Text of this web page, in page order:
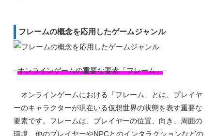
フレームの概念を応用したゲームジャンル
–オンラインゲームの重要な要素「フレーム」–
オンラインゲームにおける「フレーム」とは、プレイヤ
ーのキャラクターが現在いる仮想世界の状態を表す重要な
要素です。フレームは、プレイヤーの位置、向き、周囲の
環境、他のプレイヤーやNPCとのインタラクションなどの